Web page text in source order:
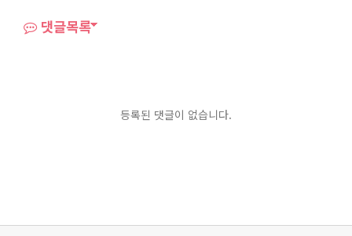
댓글목록
등록된 댓글이 없습니다.